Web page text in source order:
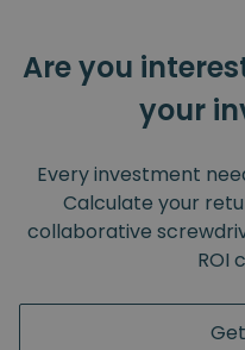
Are you
your
Every investment
Calculate your
collaborative
ROI